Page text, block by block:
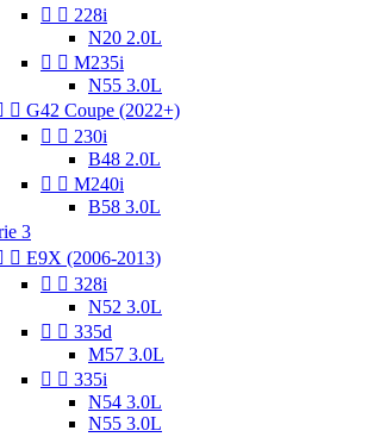
  228i
N20 2.0L
  M235i
N55 3.0L
 G42 Coupe (2022+)
  230i
B48 2.0L
  M240i
B58 3.0L
3
 E9X (2006-2013)
  328i
N52 3.0L
  335d
M57 3.0L
  335i
N54 3.0L
N55 3.0L